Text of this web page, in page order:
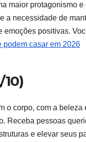
maior protagonismo
a necessidade de
emoções positivas.
casar em 2026
10)
o corpo, com a
Receba pessoas
e elevar seus